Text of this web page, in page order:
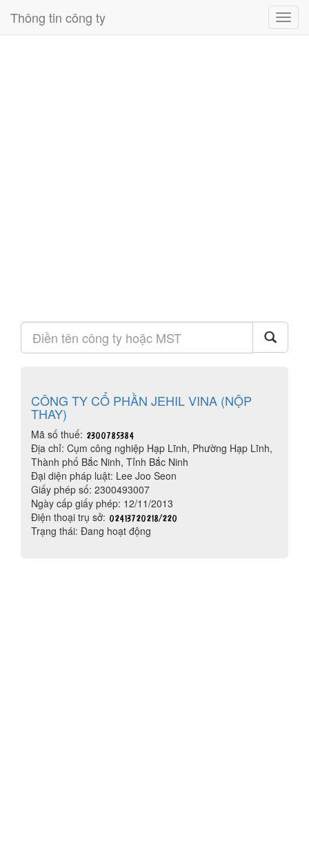
Thông tin công ty
CÔNG TY CỔ PHẦN JEHIL VINA (NỘP
THAY)
Mã số thuế:
Địa chỉ: Cụm công nghiệp Hạp Lĩnh, Phường Hạp Lĩnh,
Thành phố Bắc Ninh, Tỉnh Bắc Ninh
Đại diện pháp luật: Lee Joo Seon
Giấy phép số: 2300493007
Ngày cấp giấy phép: 12/11/2013
Điện thoại trụ sở:
Trạng thái: Đang hoạt động